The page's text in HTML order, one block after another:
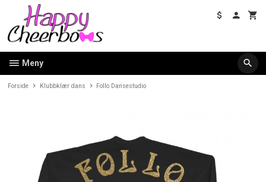
innholdet
Meny
Forside Klubbklær dans Follo Dansestudio